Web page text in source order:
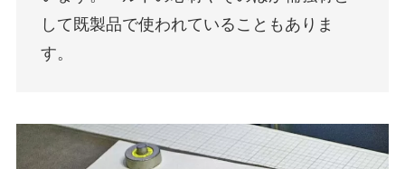
して既製品で使われていることもありま
す。